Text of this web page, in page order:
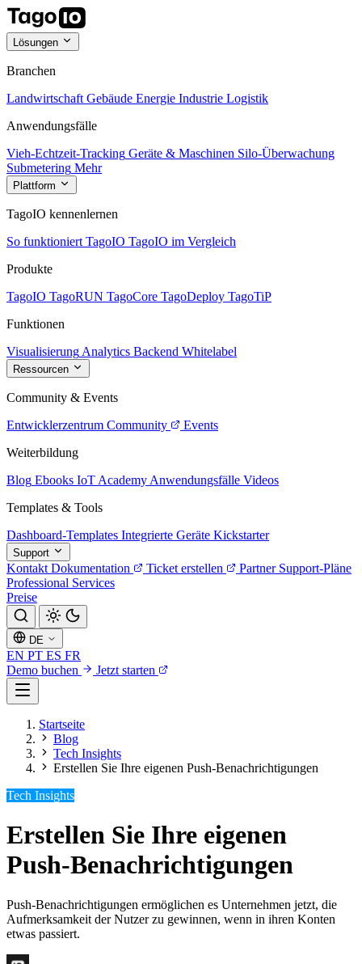
Lösungen
Branchen
Landwirtschaft Gebäude Energie Industrie Logistik
Anwendungsfälle
Vieh-Echtzeit-Tracking Geräte & Maschinen Silo-Überwachung
Submetering Mehr
Plattform
TagoIO kennenlernen
So funktioniert TagoIO TagoIO im Vergleich
Produkte
TagoIO TagoRUN TagoCore TagoDeploy TagoTiP
Funktionen
Visualisierung Analytics Backend Whitelabel
Ressourcen
Community & Events
Entwicklerzentrum Community
Events
Weiterbildung
Blog Ebooks IoT Academy Anwendungsfälle Videos
Templates & Tools
Dashboard-Templates Integrierte Geräte Kickstarter
Support
Kontakt Dokumentation Ticket erstellen Partner Support-Pläne
Professional Services
Preise
DE
EN PT ES FR
Demo buchen
Jetzt starten
Startseite
Blog
Tech Insights
Erstellen Sie Ihre eigenen Push-Benachrichtigungen
Tech Insights
Erstellen Sie Ihre eigenen
Push-Benachrichtigungen
Push-Benachrichtigungen ermöglichen es Unternehmen jetzt, die
Aufmerksamkeit der Nutzer zu gewinnen, wenn in ihren Konten
etwas passiert.